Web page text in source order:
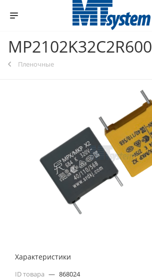
MP2102K32C2R600
Пленочные
Характеристики
ID товара — 868024